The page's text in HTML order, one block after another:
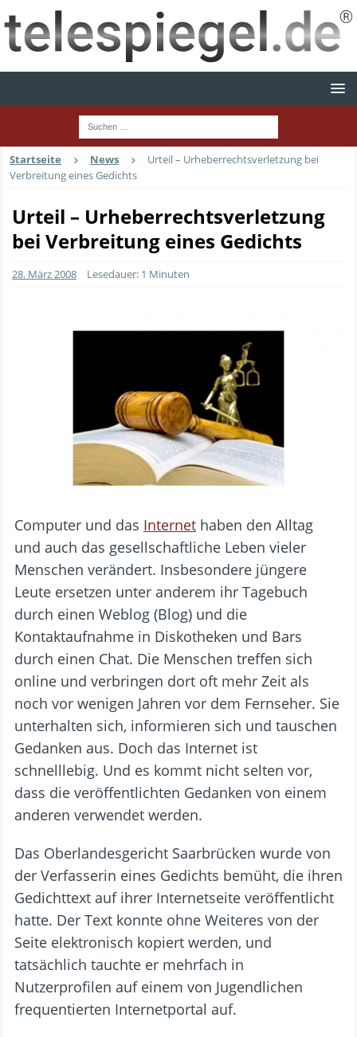
Startseite News
Urteil – Urheberrechtsverletzung bei
Verbreitung eines Gedichts
Urteil – Urheberrechtsverletzung
bei Verbreitung eines Gedichts
28. März 2008 Lesedauer: 1 Minuten
Computer und das Internet haben den Alltag
und auch das gesellschaftliche Leben vieler
Menschen verändert. Insbesondere jüngere
Leute ersetzen unter anderem ihr Tagebuch
durch einen Weblog (Blog) und die
Kontaktaufnahme in Diskotheken und Bars
durch einen Chat. Die Menschen treffen sich
online und verbringen dort oft mehr Zeit als
noch vor wenigen Jahren vor dem Fernseher. Sie
unterhalten sich, informieren sich und tauschen
Gedanken aus. Doch das Internet ist
schnelllebig. Und es kommt nicht selten vor,
dass die veröffentlichten Gedanken von einem
anderen verwendet werden.
Das Oberlandesgericht Saarbrücken wurde von
der Verfasserin eines Gedichts bemüht, die ihren
Gedichttext auf ihrer Internetseite veröffentlicht
hatte. Der Text konnte ohne Weiteres von der
Seite elektronisch kopiert werden, und
tatsächlich tauchte er mehrfach in
Nutzerprofilen auf einem von Jugendlichen
frequentierten Internetportal auf.